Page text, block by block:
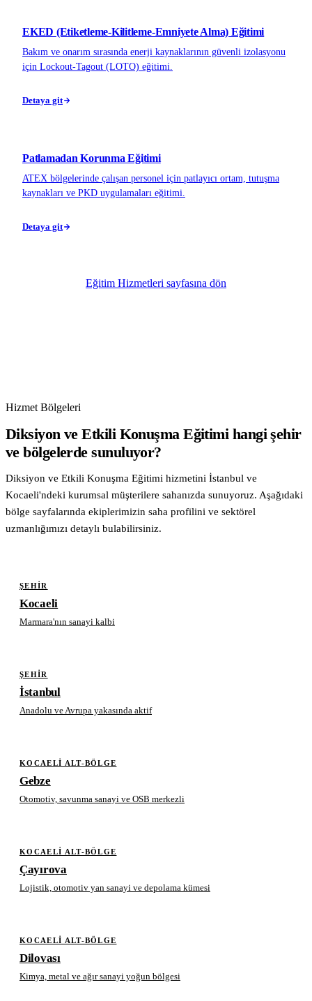
EKED (Etiketleme-Kilitleme-Emniyete Alma) Eğitimi
Bakım ve onarım sırasında enerji kaynaklarının güvenli izolasyonu
için Lockout-Tagout (LOTO) eğitimi.
Detaya git
Patlamadan Korunma Eğitimi
ATEX bölgelerinde çalışan personel için patlayıcı ortam, tutuşma
kaynakları ve PKD uygulamaları eğitimi.
Detaya git
Eğitim Hizmetleri sayfasına dön
Hizmet Bölgeleri
Diksiyon ve Etkili Konuşma Eğitimi hangi şehir
ve bölgelerde sunuluyor?
Diksiyon ve Etkili Konuşma Eğitimi hizmetini İstanbul ve
Kocaeli'ndeki kurumsal müşterilere sahanızda sunuyoruz. Aşağıdaki
bölge sayfalarında ekiplerimizin saha profilini ve sektörel
uzmanlığımızı detaylı bulabilirsiniz.
ŞEHIR
Kocaeli
Marmara'nın sanayi kalbi
ŞEHIR
İstanbul
Anadolu ve Avrupa yakasında aktif
KOCAELI ALT-BÖLGE
Gebze
Otomotiv, savunma sanayi ve OSB merkezli
KOCAELI ALT-BÖLGE
Çayırova
Lojistik, otomotiv yan sanayi ve depolama kümesi
KOCAELI ALT-BÖLGE
Dilovası
Kimya, metal ve ağır sanayi yoğun bölgesi